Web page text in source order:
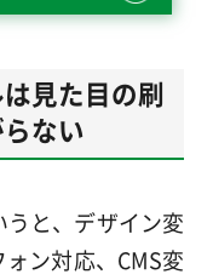
見た目の刷
ない
と、デザイン変
ン対応、CMS変